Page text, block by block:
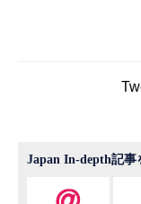
Japan In-depth記事